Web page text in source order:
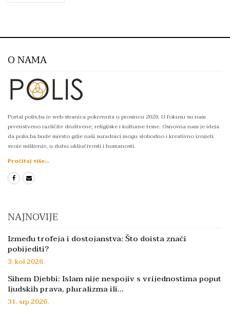
O NAMA
Portal polis.ba je web-stranica pokrenuta u prosincu 2020. U fokusu su nam
prvenstveno različite društvene, religijske i kulturne teme. Osnovna nam je ideja
da polis.ba bude mjesto gdje naši suradnici mogu slobodno i kreativno iznijeti
svoje mišljenje, u duhu uključivosti i humanosti.
Pročitaj više...
NAJNOVIJE
Između trofeja i dostojanstva: Što doista znači
pobijediti?
3. kol 2026.
Sihem Djebbi: Islam nije nespojiv s vrijednostima poput
ljudskih prava, pluralizma ili…
31. srp 2026.